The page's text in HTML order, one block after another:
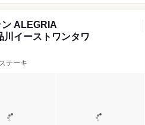
ン ALEGRIA
イーストワンタワ
テーキ